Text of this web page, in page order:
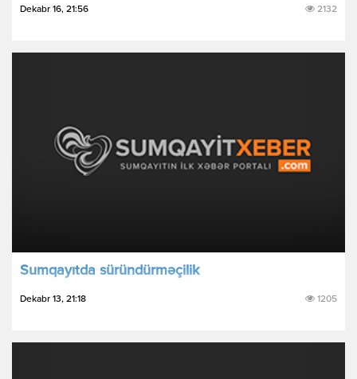
Dekabr 16, 21:56 2132
Sumqayıtda süründürməçilik
Dekabr 13, 21:18 1205